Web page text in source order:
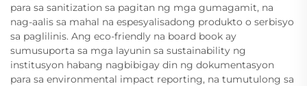
para sa sanitization sa pagitan ng mga gumagamit, na
nag-aalis sa mahal na espesyalisadong produkto o serbisyo
sa paglilinis. Ang eco-friendly na board book ay
sumusuporta sa mga layunin sa sustainability ng
institusyon habang nagbibigay din ng dokumentasyon
para sa environmental impact reporting, na tumutulong sa